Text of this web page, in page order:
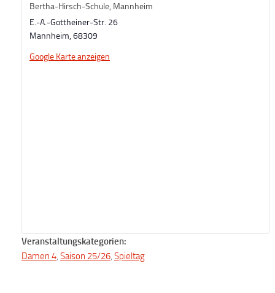
Bertha-Hirsch-Schule, Mannheim
E.-A.-Gottheiner-Str. 26
Mannheim,68309
Google Karte anzeigen
Veranstaltungskategorien:
Damen 4 Saison 25/26 Spieltag